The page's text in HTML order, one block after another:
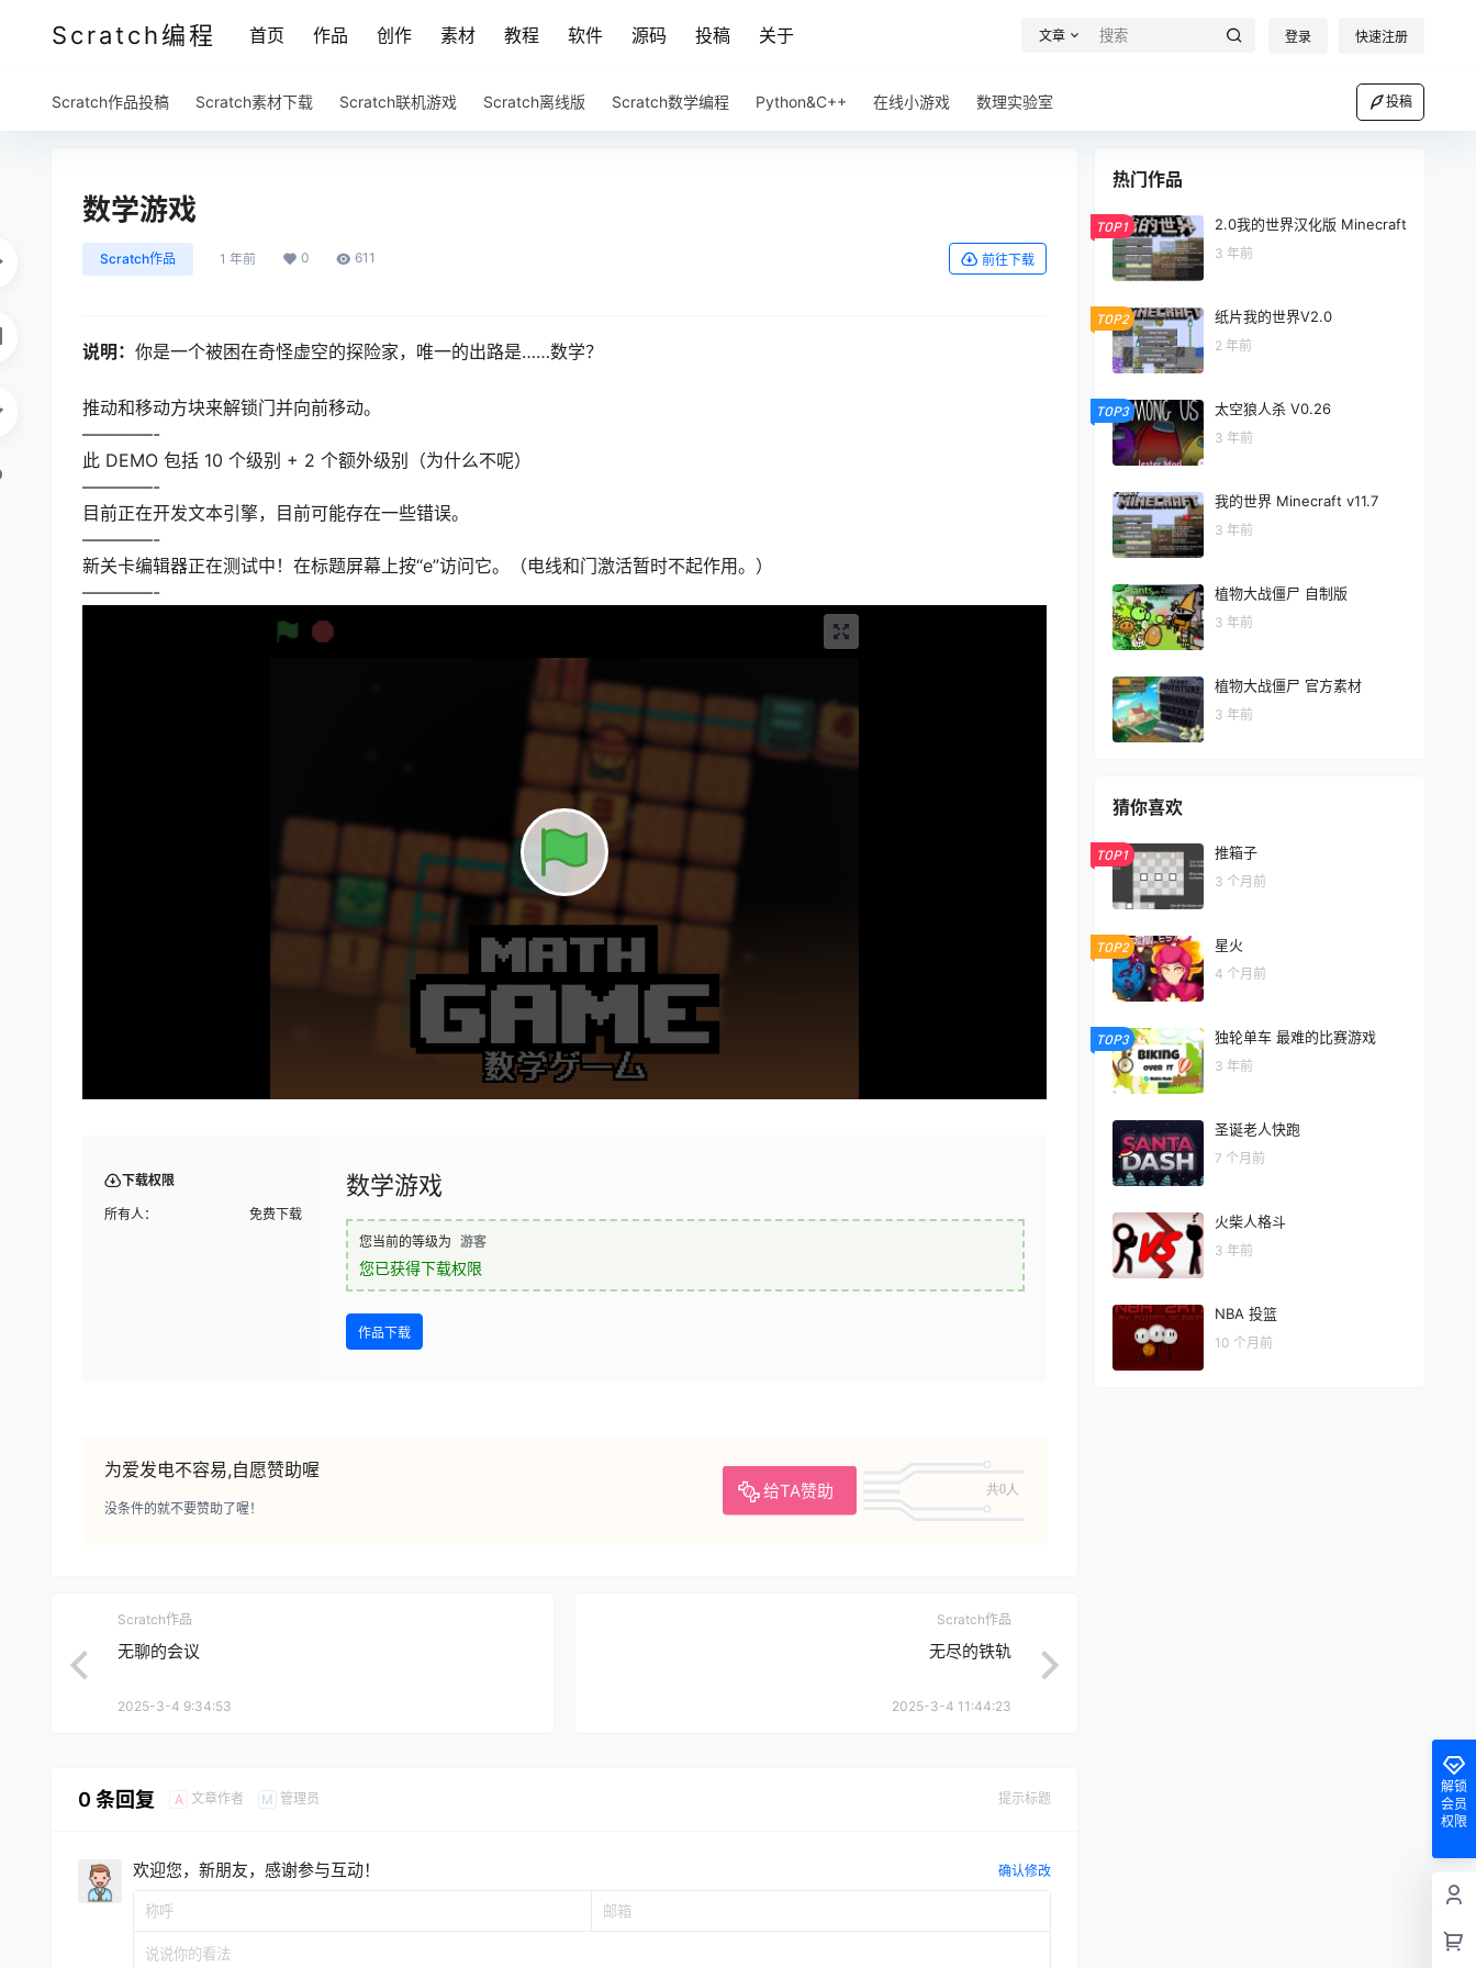
Scratch编程 首页 作品 创作 素材 教程 软件 源码 投稿 关于 文章 登录 快速注册
Scratch作品投稿 Scratch素材下载 Scratch联机游戏 Scratch离线版 Scratch数学编程 Python&C++ 在线小游戏 数理实验室 投稿
数学游戏
Scratch作品 1 年前 0 611 前往下载
说明： 你是一个被困在奇怪虚空的探险家，唯一的出路是……数学？
推动和移动方块来解锁门并向前移动。
————-
此 DEMO 包括 10 个级别 + 2 个额外级别（为什么不呢）
————-
目前正在开发文本引擎，目前可能存在一些错误。
————-
新关卡编辑器正在测试中！在标题屏幕上按“e”访问它。（电线和门激活暂时不起作用。）
————-
下载权限
所有人： 免费下载
数学游戏
您当前的等级为 游客
您已获得下载权限
作品下载
为爱发电不容易,自愿赞助喔
给TA赞助 共0人
没条件的就不要赞助了喔！
Scratch作品
无聊的会议
2025-3-4 9:34:53
Scratch作品
无尽的铁轨
2025-3-4 11:44:23
0 条回复 A 文章作者 M 管理员 提示标题
欢迎您，新朋友，感谢参与互动！ 确认修改
热门作品
TOP1 2.0我的世界汉化版 Minecraft
3 年前
TOP2 纸片我的世界V2.0
2 年前
TOP3 太空狼人杀 V0.26
3 年前
我的世界 Minecraft v11.7
3 年前
植物大战僵尸 自制版
3 年前
植物大战僵尸 官方素材
3 年前
猜你喜欢
TOP1 推箱子
3 个月前
TOP2 星火
4 个月前
TOP3 独轮单车 最难的比赛游戏
3 年前
圣诞老人快跑
7 个月前
火柴人格斗
3 年前
NBA 投篮
10 个月前
解锁
会员
权限